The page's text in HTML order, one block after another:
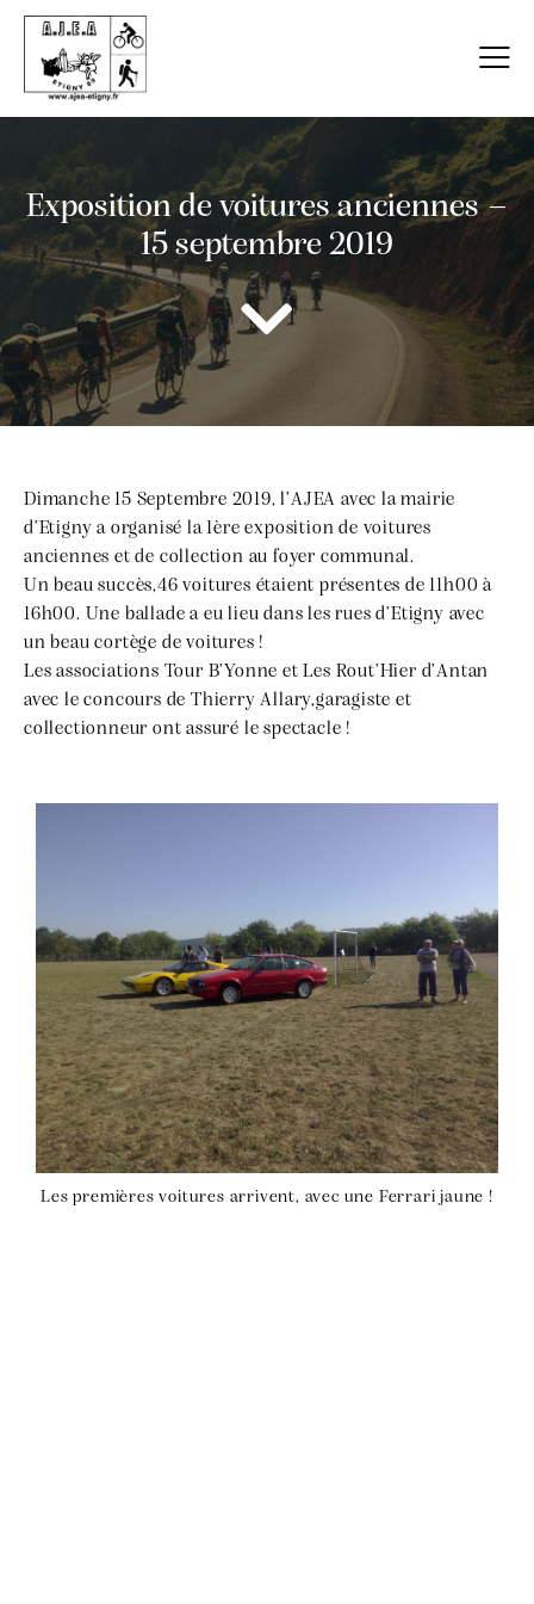
Exposition de voitures anciennes –
15 septembre 2019
Dimanche 15 Septembre 2019, l’AJEA avec la mairie
d’Etigny a organisé la 1ère exposition de voitures
anciennes et de collection au foyer communal.
Un beau succès,46 voitures étaient présentes de 11h00 à
16h00. Une ballade a eu lieu dans les rues d’Etigny avec
un beau cortège de voitures !
Les associations Tour B’Yonne et Les Rout’Hier d’Antan
avec le concours de Thierry Allary,garagiste et
collectionneur ont assuré le spectacle !
Les premières voitures arrivent, avec une Ferrari jaune !